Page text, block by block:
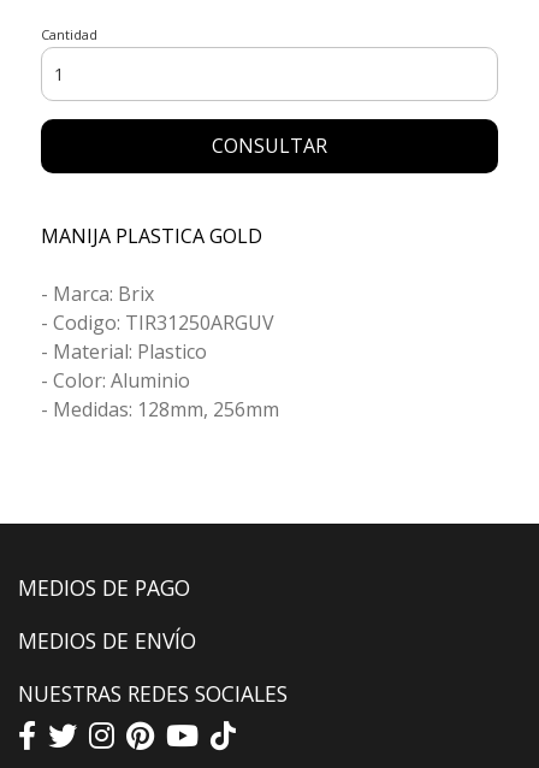
Cantidad
CONSULTAR
MANIJA PLASTICA GOLD
- Marca: Brix
- Codigo: TIR31250ARGUV
- Material: Plastico
- Color: Aluminio
- Medidas: 128mm, 256mm
MEDIOS DE PAGO
MEDIOS DE ENVÍO
NUESTRAS REDES SOCIALES